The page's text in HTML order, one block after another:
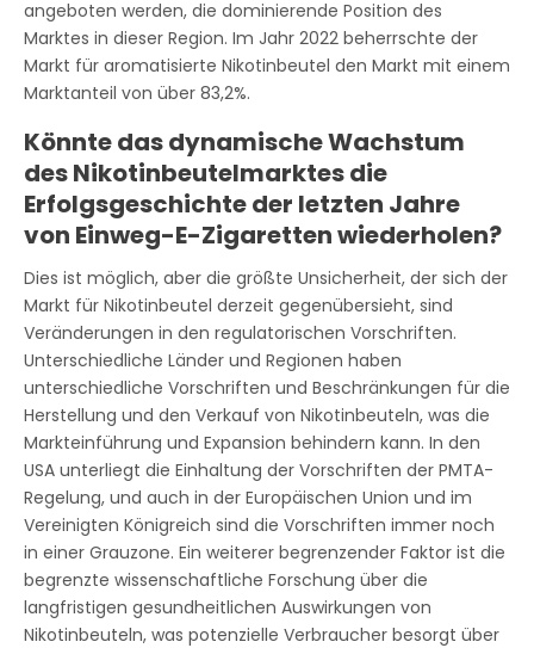
angeboten werden, die dominierende Position des
Marktes in dieser Region. Im Jahr 2022 beherrschte der
Markt für aromatisierte Nikotinbeutel den Markt mit einem
Marktanteil von über 83,2%.
Könnte das dynamische Wachstum
des Nikotinbeutelmarktes die
Erfolgsgeschichte der letzten Jahre
von Einweg-E-Zigaretten wiederholen?
Dies ist möglich, aber die größte Unsicherheit, der sich der
Markt für Nikotinbeutel derzeit gegenübersieht, sind
Veränderungen in den regulatorischen Vorschriften.
Unterschiedliche Länder und Regionen haben
unterschiedliche Vorschriften und Beschränkungen für die
Herstellung und den Verkauf von Nikotinbeuteln, was die
Markteinführung und Expansion behindern kann. In den
USA unterliegt die Einhaltung der Vorschriften der PMTA-
Regelung, und auch in der Europäischen Union und im
Vereinigten Königreich sind die Vorschriften immer noch
in einer Grauzone. Ein weiterer begrenzender Faktor ist die
begrenzte wissenschaftliche Forschung über die
langfristigen gesundheitlichen Auswirkungen von
Nikotinbeuteln, was potenzielle Verbraucher besorgt über